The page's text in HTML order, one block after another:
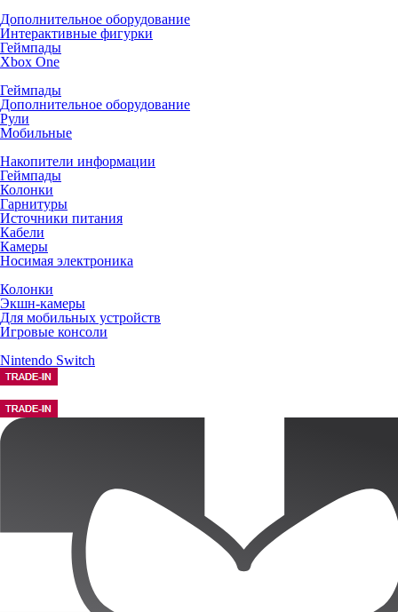
Дополнительное оборудование
Интерактивные фигурки
Геймпады
Xbox One
Геймпады
Дополнительное оборудование
Рули
Мобильные
Накопители информации
Геймпады
Колонки
Гарнитуры
Источники питания
Кабели
Камеры
Носимая электроника
Колонки
Экшн-камеры
Для мобильных устройств
Игровые консоли
Nintendo Switch